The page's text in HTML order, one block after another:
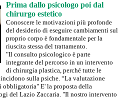
Prima dallo psicologo poi dal
chirurgo estetico
Conoscere le motivazioni più profonde
del desiderio di eseguire cambiamenti sul
proprio corpo è fondamentale per la
riuscita stessa del trattamento.
"Il consulto psicologico è parte
integrante del percorso in un intervento
di chirurgia plastica, perché tutte le
sulla psiche. “La valutazione
obbligatoria" E' la proposta della
del Lazio Zaccaria. "Il nostro intervento